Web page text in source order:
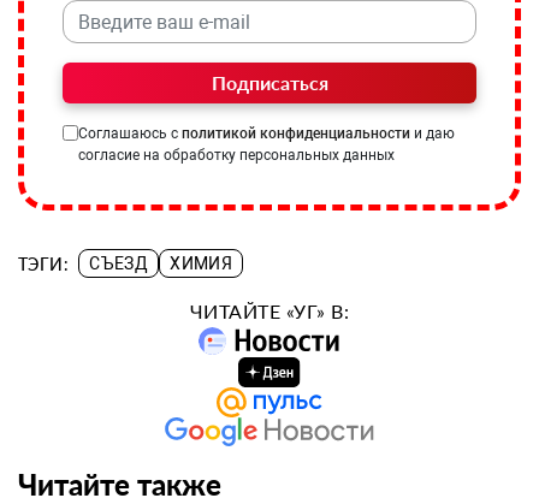
Подписаться
Соглашаюсь с политикой конфиденциальности и даю
согласие на обработку персональных данных
ТЭГИ: СЪЕЗД ХИМИЯ
ЧИТАЙТЕ «УГ» В:
Читайте также